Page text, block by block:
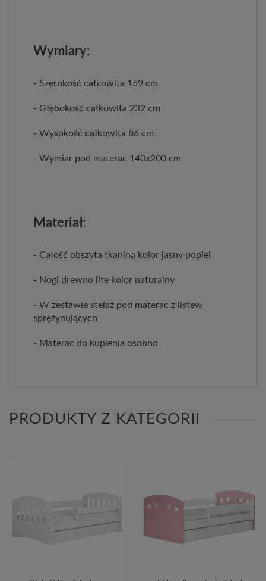
Wymiary:
- Szerokość całkowita 159 cm
- Głębokość całkowita 232 cm
- Wysokość całkowita 86 cm
- Wymiar pod materac 140x200 cm
Materiał:
- Całość obszyta tkaniną kolor jasny popiel
- Nogi drewno lite kolor naturalny
- W zestawie stelaż pod materac z listew
sprężynujących
- Materac do kupienia osobno
PRODUKTY Z KATEGORII